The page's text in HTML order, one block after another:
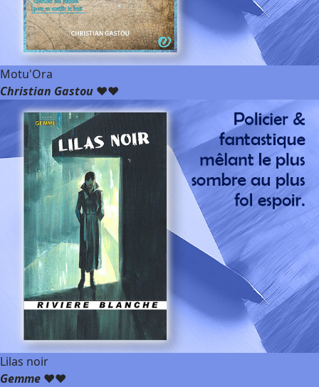
Motu'Ora
Christian Gastou ❤️❤️
Lilas noir
Gemme ❤️❤️